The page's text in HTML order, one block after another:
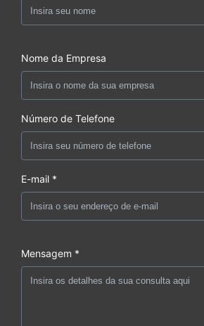
Nome da Empresa
Número de Telefone
E-mail *
Mensagem *